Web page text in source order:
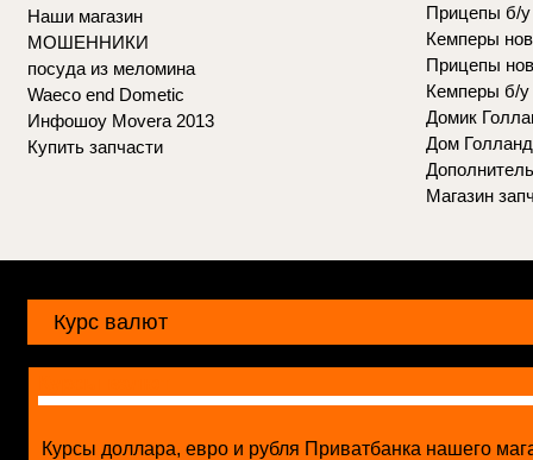
Наши магазин
МОШЕННИКИ
посуда из меломина
Waeco end Dometic
Инфошоу Movera 2013
Купить запчасти
Прицепы б/у
Кемперы
Прицепы
Кемперы б/у
Домик
Дом
Магазин
Курс валют
Курсы доллара, евро и рубля Приватбанка нашего